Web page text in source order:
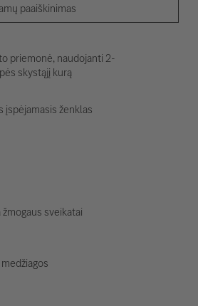
paaiškinimas
priemonė, naudojanti 2-
skystąjį kurą
įspėjamasis ženklas
žmogaus sveikatai